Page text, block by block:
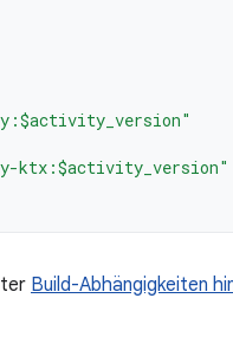
ktx:$activity_version"
Build-Abhängigkeiten